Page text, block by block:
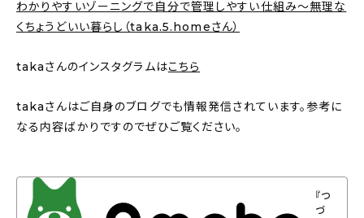
わかりやすいゾーニングで自分で管理しやすい仕組み～無理な
くちょうどいい暮らし（taka.5.homeさん）
takaさんのインスタグラムはこちら
takaさんはご自身のブログでも情報発信されています。参考に
なる内容ばかりですのでぜひご覧ください。
『つ
づ